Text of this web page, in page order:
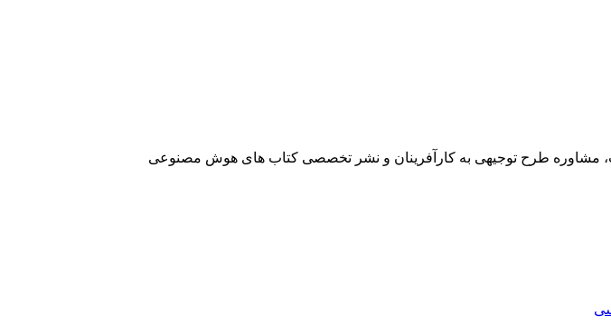
مشاوره طرح توجیهی به کارآفرینان و نشر تخصصی کتاب های هوش مصنوعی